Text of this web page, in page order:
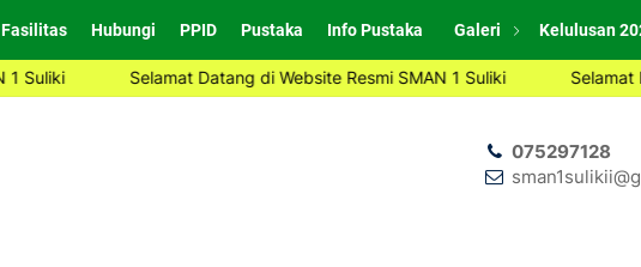
Fasilitas Hubungi PPID Pustaka Info Pustaka Galeri Kelulusan
Selamat Datang di Website Resmi SMAN 1 Suliki Selamat Datang di
075297128